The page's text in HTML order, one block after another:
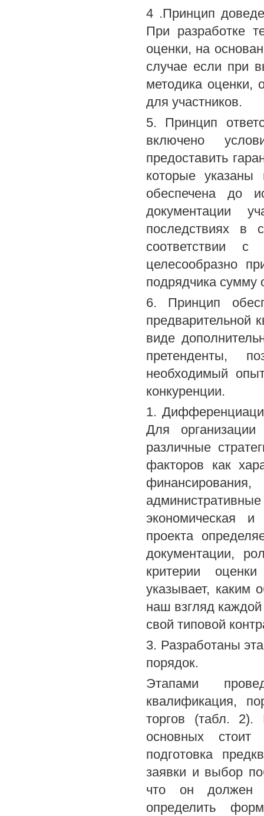
4 .Принцип
При разработке
оценки, на
случае если при
методика оценки,
для участников.
5. Принцип
включено
предоставить
которые указаны
обеспечена до
документации
последствиях в
соответствии
целесообразно
подрядчика сумму
6. Принцип
предварительной
виде
претенденты,
необходимый
конкуренции.
1.
Для
различные
факторов как
экономическая и
проекта
документации,
критерии
указывает, каким
наш взгляд каждой
свой типовой
3. Разработаны
порядок.
Этапами
квалификация,
торгов (табл. 2).
основных стоит
подготовка
заявки и выбор
что он должен
определить